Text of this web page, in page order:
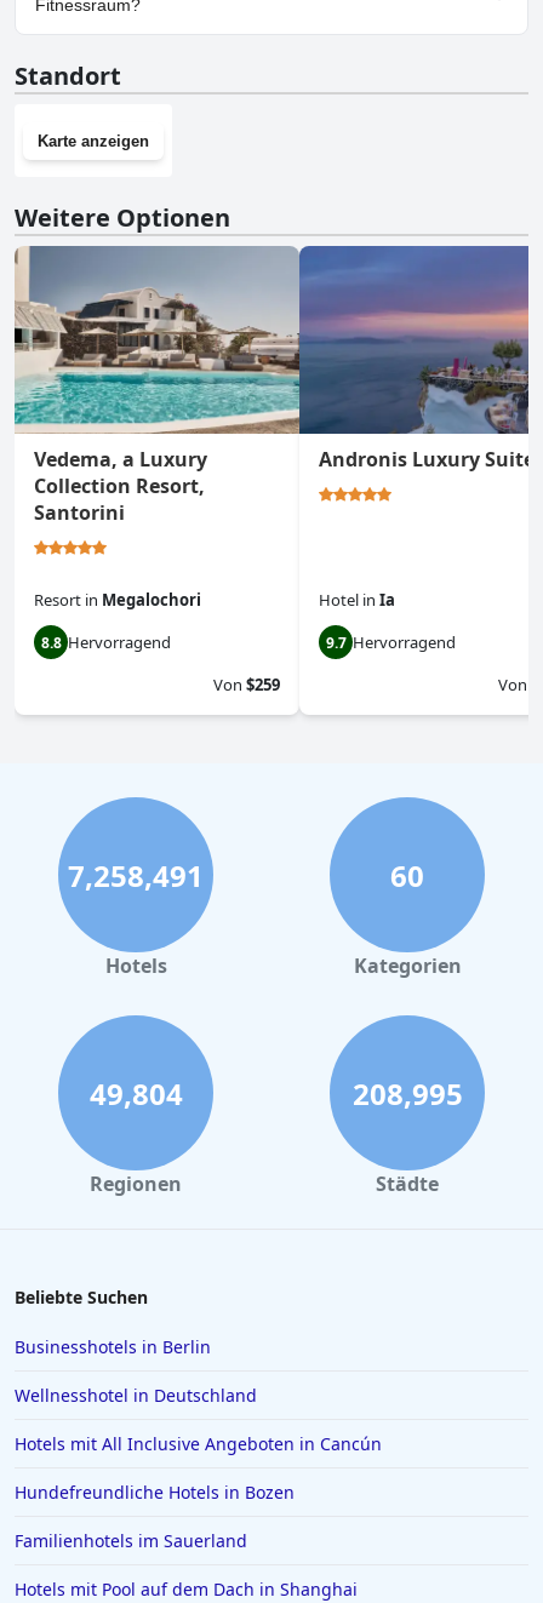
Fitnessraum?
Standort
Karte anzeigen
Weitere Optionen
Vedema, a Luxury
Collection Resort,
Santorini
Resort in Megalochori
8.8 Hervorragend
Von $259
Andronis Luxury Suites
Hotel in Ia
9.7 Hervorragend
Von
7,258,491
Hotels
60
Kategorien
49,804
Regionen
208,995
Städte
Beliebte Suchen
Businesshotels in Berlin
Wellnesshotel in Deutschland
Hotels mit All Inclusive Angeboten in Cancún
Hundefreundliche Hotels in Bozen
Familienhotels im Sauerland
Hotels mit Pool auf dem Dach in Shanghai